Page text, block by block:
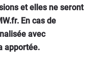
et elles ne seront
En cas de
avec
apportée.